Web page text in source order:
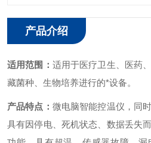
产品介绍
适用范围： 适用于医疗卫生、医药
藏菌种、生物培养进行的*设备。
产品特点： 微电脑智能控温仪，同
具有因停电、死机状态、数据丢失